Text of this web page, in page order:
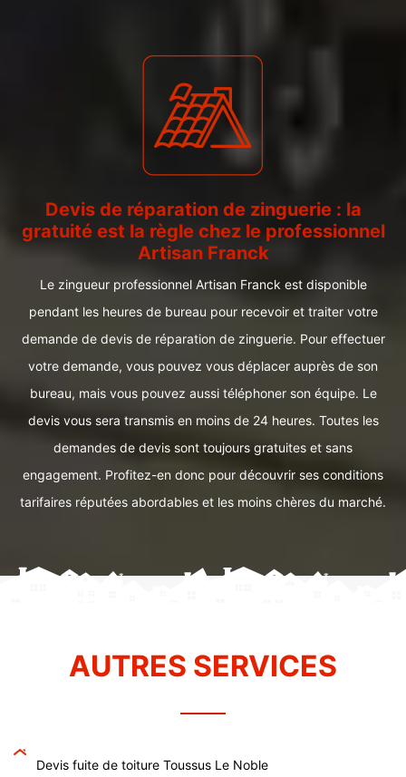
Devis de réparation de zinguerie : la
gratuité est la règle chez le professionnel
Artisan Franck
Le zingueur professionnel Artisan Franck est disponible
pendant les heures de bureau pour recevoir et traiter votre
demande de devis de réparation de zinguerie. Pour effectuer
votre demande, vous pouvez vous déplacer auprès de son
bureau, mais vous pouvez aussi téléphoner son équipe. Le
devis vous sera transmis en moins de 24 heures. Toutes les
demandes de devis sont toujours gratuites et sans
engagement. Profitez-en donc pour découvrir ses conditions
tarifaires réputées abordables et les moins chères du marché.
AUTRES SERVICES
Devis fuite de toiture Toussus Le Noble